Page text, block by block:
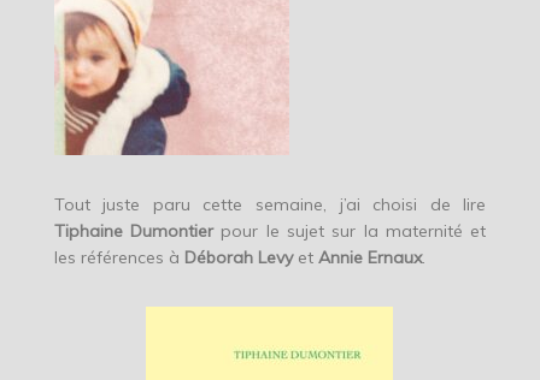
Tout juste paru cette semaine, j’ai choisi de lire
Tiphaine Dumontierpour le sujet sur la maternité et
les références à Déborah Levyet Annie Ernaux.